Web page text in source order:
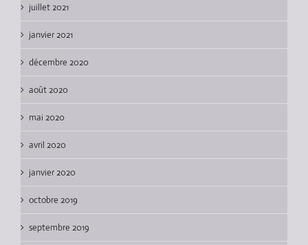
juillet 2021
janvier 2021
décembre 2020
août 2020
mai 2020
avril 2020
janvier 2020
octobre 2019
septembre 2019